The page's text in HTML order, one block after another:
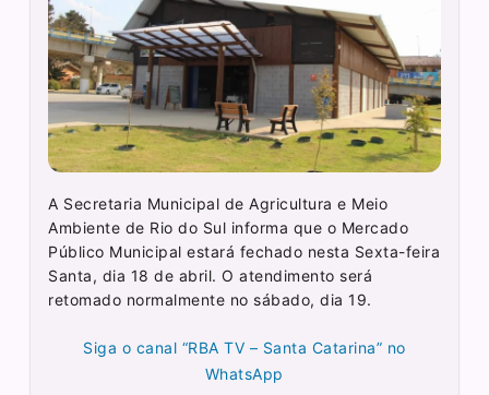
A Secretaria Municipal de Agricultura e Meio
Ambiente de Rio do Sul informa que o Mercado
Público Municipal estará fechado nesta Sexta-feira
Santa, dia 18 de abril. O atendimento será
retomado normalmente no sábado, dia 19.
Siga o canal “RBA TV – Santa Catarina” no
WhatsApp